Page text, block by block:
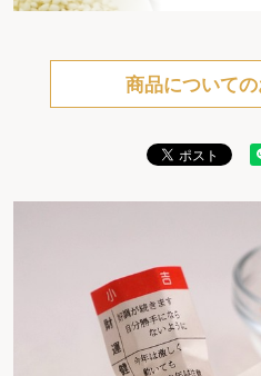
商品について